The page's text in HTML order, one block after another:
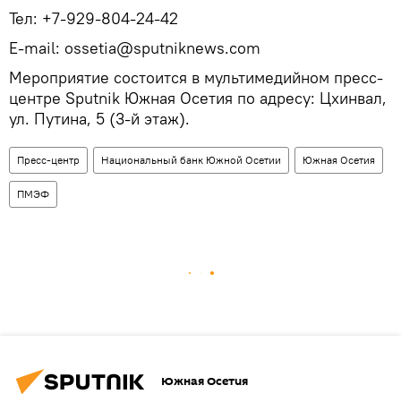
Тел: +7-929-804-24-42
E-mail: ossetia@sputniknews.com
Мероприятие состоится в мультимедийном пресс-
центре Sputnik Южная Осетия по адресу: Цхинвал,
ул. Путина, 5 (3-й этаж).
Пресс-центр Национальный банк Южной Осетии Южная Осетия
ПМЭФ
Южная Осетия